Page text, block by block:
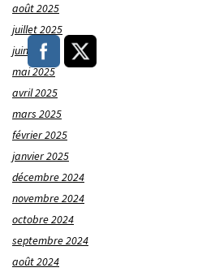
août 2025
juillet 2025
juin 2025
mai 2025
avril 2025
mars 2025
février 2025
janvier 2025
décembre 2024
novembre 2024
octobre 2024
septembre 2024
août 2024